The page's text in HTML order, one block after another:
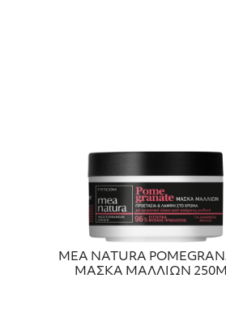
MEA NATURA
ΜΑΣΚΑ ΜΑΛΛΙΩΝ